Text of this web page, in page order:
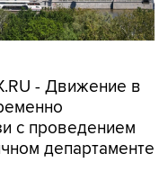
- Движение в
с проведением
департаменте